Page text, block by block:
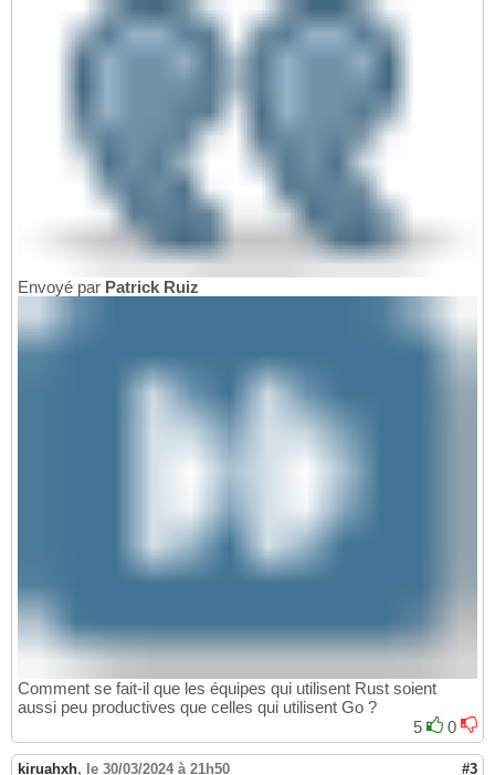
Envoyé par Patrick Ruiz
Comment se fait-il que les équipes qui utilisent Rust soient
aussi peu productives que celles qui utilisent Go ?
5
0
kiruahxh, le 30/03/2024 à 21h50 #3